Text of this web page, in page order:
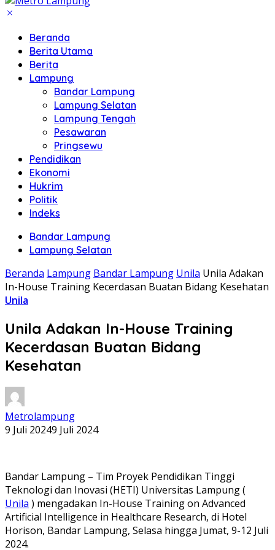
Beranda
Berita Utama
Berita
Lampung
Bandar Lampung
Lampung Selatan
Lampung Tengah
Pesawaran
Pringsewu
Pendidikan
Ekonomi
Hukrim
Politik
Indeks
Bandar Lampung
Lampung Selatan
Beranda Lampung Bandar Lampung Unila Unila Adakan
In-House Training Kecerdasan Buatan Bidang Kesehatan
Unila
Unila Adakan In-House Training
Kecerdasan Buatan Bidang
Kesehatan
Metrolampung
9 Juli 20249 Juli 2024
Bandar Lampung – Tim Proyek Pendidikan Tinggi
Teknologi dan Inovasi (HETI) Universitas Lampung (
Unila ) mengadakan In-House Training on Advanced
Artificial Intelligence in Healthcare Research, di Hotel
Horison, Bandar Lampung, Selasa hingga Jumat, 9-12 Juli
2024.